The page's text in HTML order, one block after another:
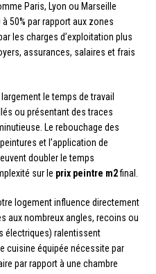
Paris, Lyon ou Marseille
50% par rapport aux zones
les charges d’exploitation plus
assurances, salaires et frais
le temps de travail
ou présentant des traces
Le rebouchage des
et l’application de
doubler le temps
sur le prix peintre m2final.
logement influence directement
aux nombreux angles, recoins ou
électriques) ralentissent
cuisine équipée nécessite par
par rapport à une chambre